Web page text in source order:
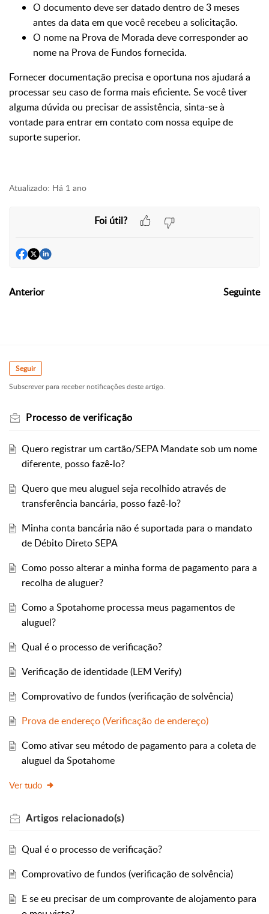
O documento deve ser datado dentro de 3 meses
antes da data em que você recebeu a solicitação.
O nome na Prova de Morada deve corresponder ao
nome na Prova de Fundos fornecida.
Fornecer documentação precisa e oportuna nos ajudará a
processar seu caso de forma mais eficiente. Se você tiver
alguma dúvida ou precisar de assistência, sinta-se à
vontade para entrar em contato com nossa equipe de
suporte superior.
Atualizado: Há 1 ano
Foi útil?
Anterior Seguinte
Seguir
Subscrever para receber notificações deste artigo.
Processo de verificação
Quero registrar um cartão/SEPA Mandate sob um nome
diferente, posso fazê-lo?
Quero que meu aluguel seja recolhido através de
transferência bancária, posso fazê-lo?
Minha conta bancária não é suportada para o mandato
de Débito Direto SEPA
Como posso alterar a minha forma de pagamento para a
recolha de aluguer?
Como a Spotahome processa meus pagamentos de
aluguel?
Qual é o processo de verificação?
Verificação de identidade (LEM Verify)
Comprovativo de fundos (verificação de solvência)
Prova de endereço (Verificação de endereço)
Como ativar seu método de pagamento para a coleta de
aluguel da Spotahome
Ver tudo
Artigos relacionado(s)
Qual é o processo de verificação?
Comprovativo de fundos (verificação de solvência)
E se eu precisar de um comprovante de alojamento para